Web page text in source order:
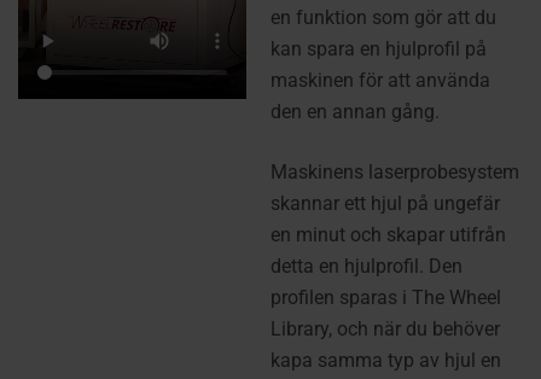
en funktion som gör att du
kan spara en hjulprofil på
maskinen för att använda
den en annan gång.
Maskinens laserprobesystem
skannar ett hjul på ungefär
en minut och skapar utifrån
detta en hjulprofil. Den
profilen sparas i The Wheel
Library, och när du behöver
kapa samma typ av hjul en